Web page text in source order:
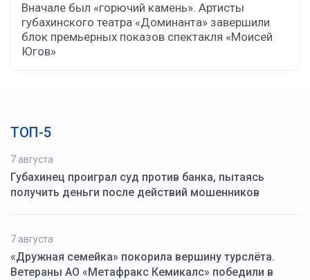
Вначале был «горючий камень». Артисты
губахинского театра «Доминанта» завершили
блок премьерных показов спектакля «Моисей
Югов»
ТОП-5
7 августа
Губахинец проиграл суд против банка, пытаясь
получить деньги после действий мошенников
7 августа
«Дружная семейка» покорила вершину турслёта.
Ветераны АО «Метафракс Кемикалс» победили в